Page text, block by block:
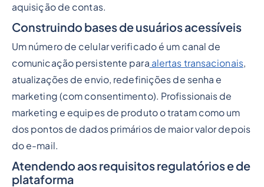
aquisição de contas.
Construindo bases de usuários acessíveis
Um número de celular verificado é um canal de
comunicação persistente para alertas transacionais,
atualizações de envio, redefinições de senha e
marketing (com consentimento). Profissionais de
marketing e equipes de produto o tratam como um
dos pontos de dados primários de maior valor depois
do e-mail.
Atendendo aos requisitos regulatórios e de
plataforma